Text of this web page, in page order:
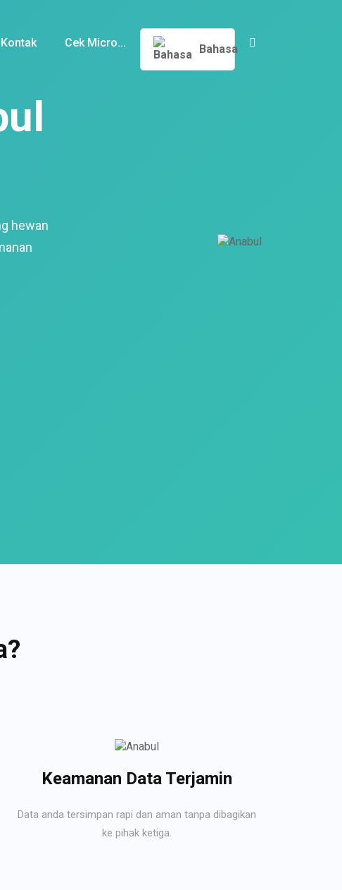
Kontak Cek Micro... Bahasa
hewan
Keamanan Data Terjamin
Data anda tersimpan rapi dan aman tanpa dibagikan
ke pihak ketiga.